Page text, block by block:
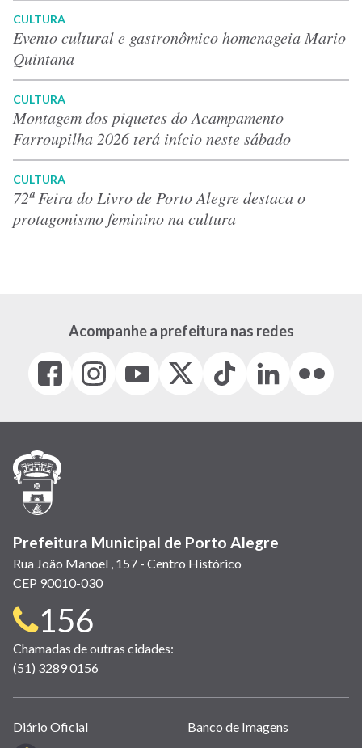
CULTURA
Evento cultural e gastronômico homenageia Mario
Quintana
CULTURA
Montagem dos piquetes do Acampamento
Farroupilha 2026 terá início neste sábado
CULTURA
72ª Feira do Livro de Porto Alegre destaca o
protagonismo feminino na cultura
Acompanhe a prefeitura nas redes
Facebook
(link
em
janela)
Instagram
(link
em
(link
em
(Antigo
(link
Tiktok
(link
em
LinkedIn
(link
em
(link
em
Prefeitura Municipal de Porto Alegre
Rua João Manoel , 157 - Centro Histórico
CEP 90010-030
Telefone
para
contato:
156
Chamadas de outras cidades:
(51) 3289 0156
Links
Diário Oficial Banco de Imagens